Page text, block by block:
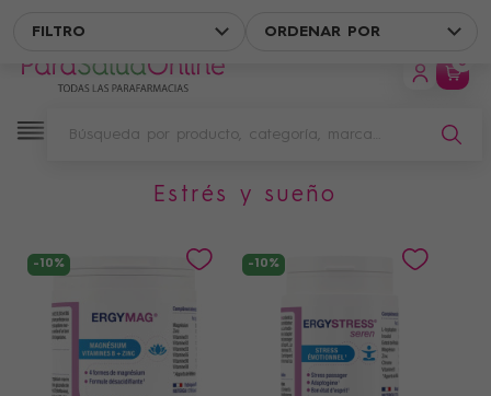
0
ORDENAR POR
FILTRO
estrés y sueño
-10% -10%